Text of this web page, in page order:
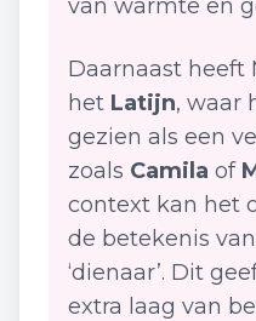
van warmte en
Daarnaast heeft
het Latijn, waar
gezien als een
zoals Camila of
context kan het
de betekenis van
‘dienaar’. Dit
extra laag van